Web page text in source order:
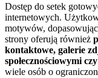
Dostęp do setek
internetowych.
motywów,
strony oferują również
kontaktowe, galerie
społecznościowymi
wiele osób o